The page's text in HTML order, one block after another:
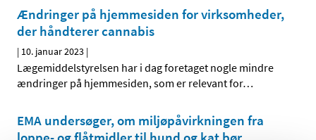
Ændringer på hjemmesiden for virksomheder,
der håndterer cannabis
| 10. januar 2023 |
Lægemiddelstyrelsen har i dag foretaget nogle mindre
ændringer på hjemmesiden, som er relevant for…
EMA undersøger, om miljøpåvirkningen fra